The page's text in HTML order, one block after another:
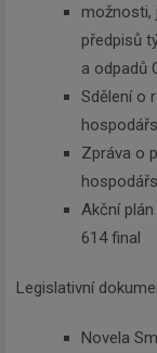
možnosti,
předpisů
a odpadů
Sdělení o
Zpráva o
Akční
614 final
Legislativní
Novela